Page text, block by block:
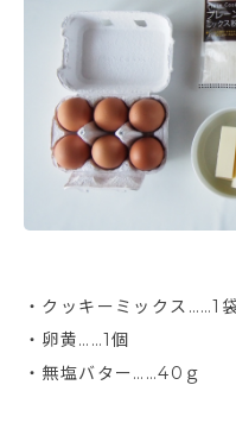
・クッキーミックス……1
・卵黄……1個
・無塩バター……40ｇ